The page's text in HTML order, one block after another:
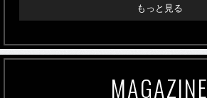
もっと見る
MAGAZINE